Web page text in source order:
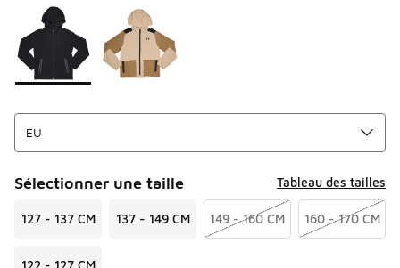
Page 1 sur 1 affichant 1 à 2 des 2 couleurs.
Merci de sélectionner un style
Sélectionner une taille Tableau des tailles
127 - 137 CM 137 - 149 CM 149 - 160 CM 160 - 170 CM
122 - 127 CM